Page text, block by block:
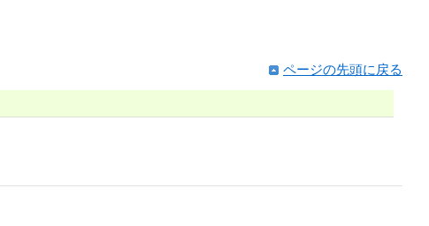
ページの先頭に戻る